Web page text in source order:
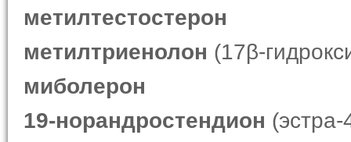
метилтестостерон
метилтриенолон (17β-
миболерон
19-норандростендион